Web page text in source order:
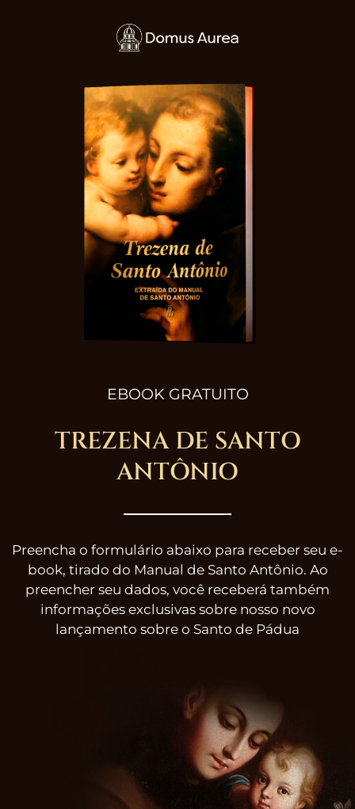
EBOOK GRATUITO
TREZENA DE SANTO
ANTÔNIO
Preencha o formulário abaixo para receber seu e-
book, tirado do Manual de Santo Antônio. Ao
preencher seu dados, você receberá também
informações exclusivas sobre nosso novo
lançamento sobre o Santo de Pádua